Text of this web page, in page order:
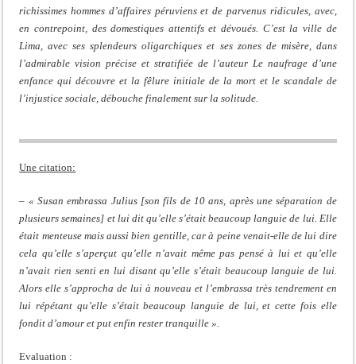
richissimes hommes d’affaires péruviens et de parvenus ridicules, avec,
en contrepoint, des domestiques attentifs et dévoués. C’est la ville de
Lima, avec ses splendeurs oligarchiques et ses zones de misère, dans
l’admirable vision précise et stratifiée de l’auteur Le naufrage d’une
enfance qui découvre et la fêlure initiale de la mort et le scandale de
l’injustice sociale, débouche finalement sur la solitude.
Une citation:
– « Susan embrassa Julius [son fils de 10 ans, après une séparation de
plusieurs semaines] et lui dit qu’elle s’était beaucoup languie de lui. Elle
était menteuse mais aussi bien gentille, car à peine venait-elle de lui dire
cela qu’elle s’aperçut qu’elle n’avait même pas pensé à lui et qu’elle
n’avait rien senti en lui disant qu’elle s’était beaucoup languie de lui.
Alors elle s’approcha de lui à nouveau et l’embrassa très tendrement en
lui répétant qu’elle s’était beaucoup languie de lui, et cette fois elle
fondit d’amour et put enfin rester tranquille ».
Evaluation :